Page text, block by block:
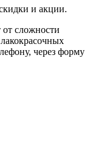
и акции.
сложности
через форму